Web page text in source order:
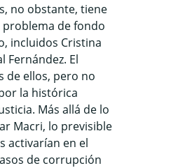
no obstante, tiene
de fondo
incluidos Cristina
Fernández. El
de ellos, pero no
la histórica
Más allá de lo
Macri, lo previsible
activarían en el
de corrupción